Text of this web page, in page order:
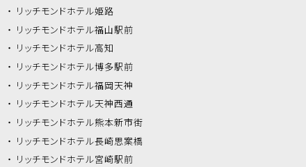
リッチモンドホテル姫路
リッチモンドホテル福山駅前
リッチモンドホテル高知
リッチモンドホテル博多駅前
リッチモンドホテル福岡天神
リッチモンドホテル天神西通
リッチモンドホテル熊本新市街
リッチモンドホテル長崎思案橋
リッチモンドホテル宮崎駅前